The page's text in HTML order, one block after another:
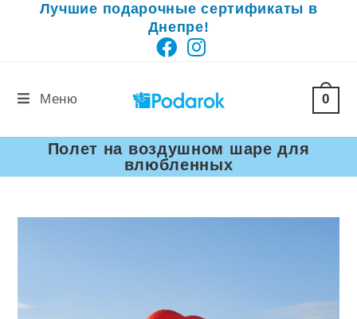
ПерейтиЛучшие подарочные сертификаты в
Днепре!
Меню 0
Полет на воздушном шаре для
влюбленных